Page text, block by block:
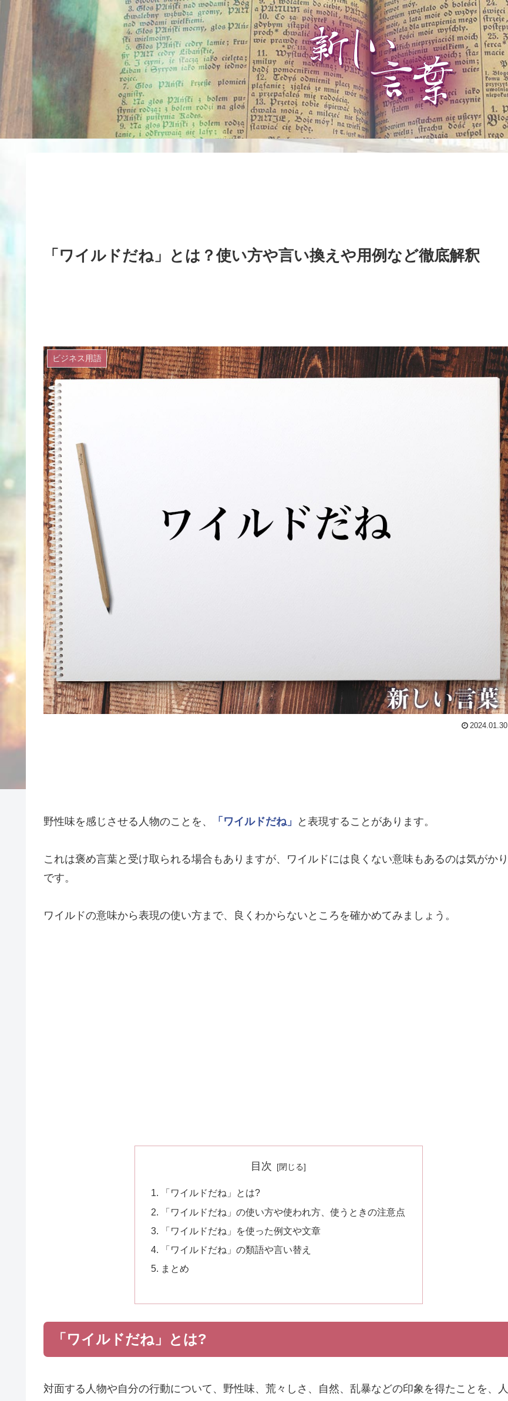
「ワイルドだね」とは？使い方や言い換えや用例など徹底解釈
ビジネス用語
2024.01.30
野性味を感じさせる人物のことを、 「ワイルドだね」 と表現することがあります。
これは褒め言葉と受け取られる場合もありますが、ワイルドには良くない意味もあるのは気がかり
です。
ワイルドの意味から表現の使い方まで、良くわからないところを確かめてみましょう。
目次
「ワイルドだね」とは?
「ワイルドだね」の使い方や使われ方、使うときの注意点
「ワイルドだね」を使った例文や文章
「ワイルドだね」の類語や言い替え
まとめ
「ワイルドだね」とは?
対面する人物や自分の行動について、野性味、荒々しさ、自然、乱暴などの印象を得たことを、人